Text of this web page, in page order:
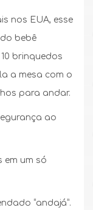
nos EUA, esse
bebê
brinquedos
a mesa com o
para andar.
ao
em um só
“andajá”.